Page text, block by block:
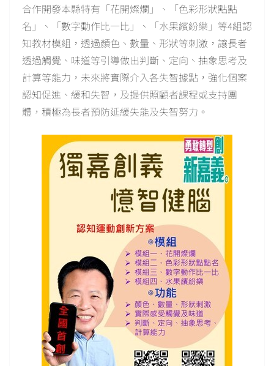
合作開發本縣特有「花開燦爛」、「色彩形狀點點
名」、「數字動作比一比」、「水果繽紛樂」等4組認
知教材模組，透過顏色、數量、形狀等刺激，讓長者
透過觸覺、味道等引導做出判斷、定向、抽象思考及
計算等能力，未來將實際介入各失智據點，強化個案
認知促進、緩和失智，及提供照顧者課程或支持團
體，積極為長者預防延緩失能及失智努力。